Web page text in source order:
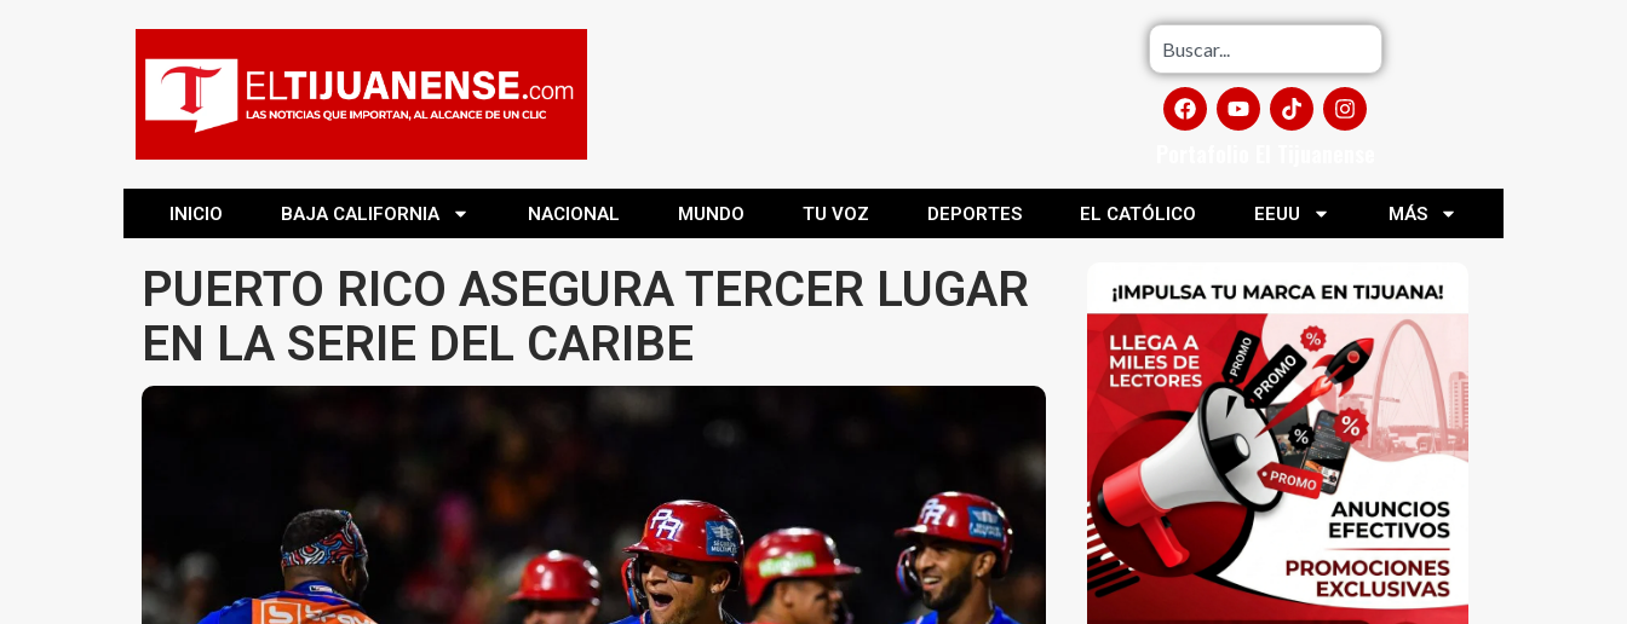
INICIO BAJA CALIFORNIA NACIONAL MUNDO TU VOZ DEPORTES EL CATÓLICO EEUU MÁS
PUERTO RICO ASEGURA TERCER LUGAR
EN LA SERIE DEL CARIBE